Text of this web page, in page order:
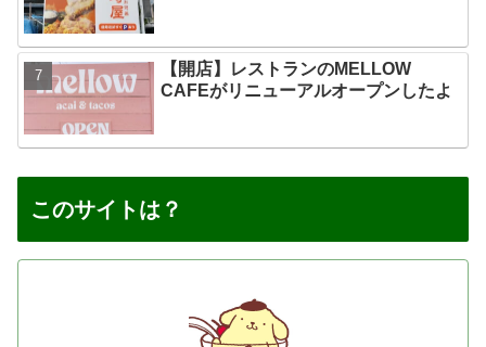
【開店】レストランのMELLOW
CAFEがリニューアルオープンしたよ
このサイトは？